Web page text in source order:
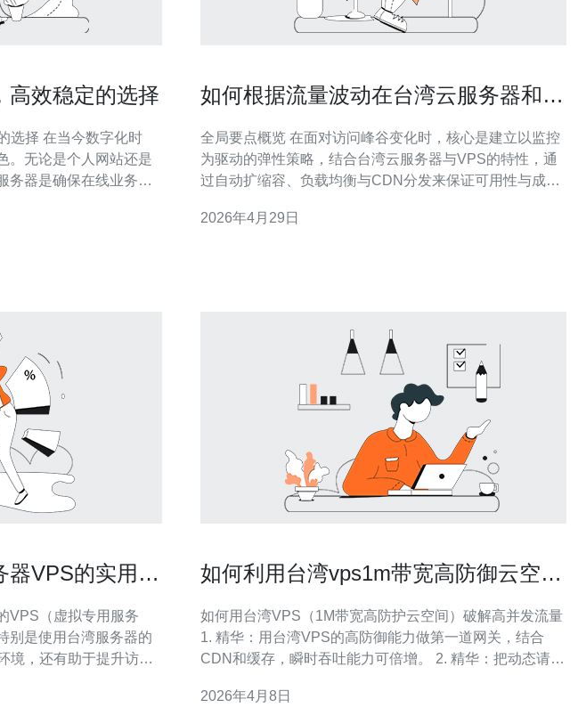
高效稳定的选择
字化时
。无论是个人网站还是
务器是确保在线业务运
服务器
如何根据流量波动在台湾云服务器和
全局要点概览 在面对访问峰谷变化时，核心是建立以监控
为驱动的弹性策略，结合台湾云服务器与VPS的特性，通
过自动扩缩容、负载均衡与CDN分发来保证可用性与成本
激增时即时扩展，在平稳期降配省费，同时要辅以DDoS
2026年4月29日
器VPS的实用建
VPS（虚拟专用服务
别是使用台湾服务器的
境，还有助于提升访问
。 为什么选择
如何利用台湾vps1m带宽高防御云空间
如何用台湾VPS（1M带宽高防护云空间）破解高并发流量
1. 精华：用台湾VPS的高防御能力做第一道网关，结合
CDN和缓存，瞬时吞吐能力可倍增。 2. 精华：把动态请求
导致服务崩溃。 3. 精华：监控与自动扩容策略是关键，提
2026年4月8日